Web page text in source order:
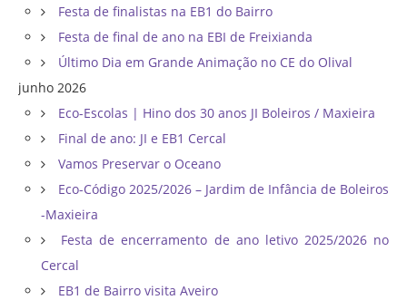
Festa de finalistas na EB1 do Bairro
Festa de final de ano na EBI de Freixianda
Último Dia em Grande Animação no CE do Olival
junho 2026
Eco-Escolas | Hino dos 30 anos JI Boleiros / Maxieira
Final de ano: JI e EB1 Cercal
Vamos Preservar o Oceano
Eco-Código 2025/2026 – Jardim de Infância de Boleiros
-Maxieira
Festa de encerramento de ano letivo 2025/2026 no
Cercal
EB1 de Bairro visita Aveiro